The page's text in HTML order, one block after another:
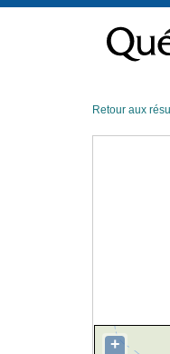
contenu
Retour aux
+